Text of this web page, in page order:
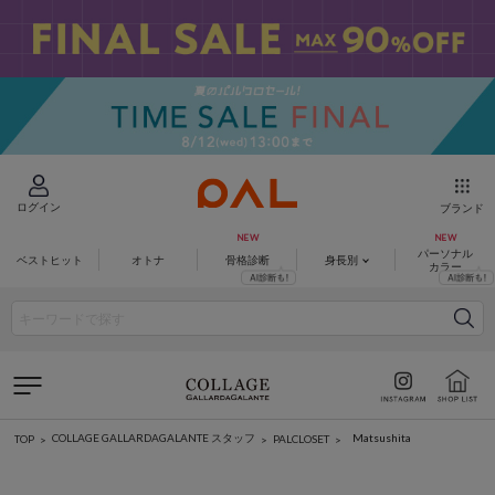
ログイン ブランド
ベストヒット オトナ 骨格診断 身長別
パーソナル
カラー
TOP COLLAGE GALLARDAGALANTE スタッフ PALCLOSET Matsushita